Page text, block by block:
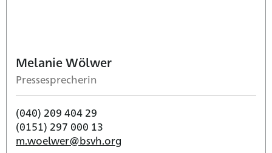
Melanie Wölwer
Pressesprecherin
(040) 209 404 29
(0151) 297 000 13
m.woelwer@bsvh.org